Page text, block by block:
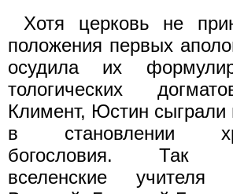
Хотя церковь не
положения первых
осудила их
тологических
Климент, Юстин
в становлении
богословия. Так
вселенские